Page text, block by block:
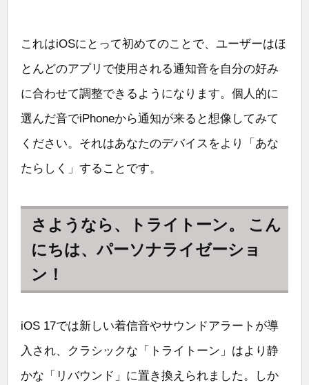
これはiOSにとって初めてのことで、ユーザーはほ
とんどのアプリで使用される通知音を自分の好み
に合わせて調整できるようになります。個人的に
選んだ音でiPhoneから通知が来ると想像してみて
ください。それはあなたのデバイスをより「あな
たらしく」することです。
さようなら、トライトーン。 こん
にちは、パーソナライゼーショ
ン！
iOS 17では新しい着信音やサウンドアラートが導
入され、クラシックな「トライトーン」はより静
かな「リバウンド」に置き換えられました。しか